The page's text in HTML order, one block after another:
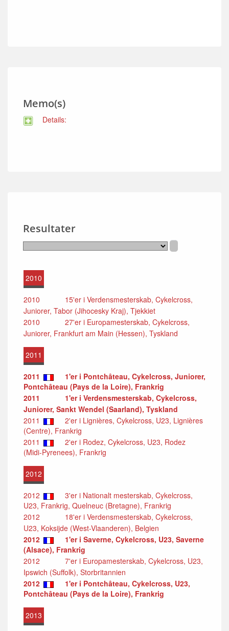
Memo(s)
Details:
Resultater
2010
2010
15'er i Verdensmesterskab, Cykelcross,
Juniorer, Tabor (Jihocesky Kraj), Tjekkiet
2010
27'er i Europamesterskab, Cykelcross,
Juniorer, Frankfurt am Main (Hessen), Tyskland
2011
2011
1'er i Pontchâteau, Cykelcross, Juniorer,
Pontchâteau (Pays de la Loire), Frankrig
2011
1'er i Verdensmesterskab, Cykelcross,
Juniorer, Sankt Wendel (Saarland), Tyskland
2011
2'er i Lignières, Cykelcross, U23, Lignières
(Centre), Frankrig
2011
2'er i Rodez, Cykelcross, U23, Rodez
(Midi-Pyrenees), Frankrig
2012
2012
3'er i Nationalt mesterskab, Cykelcross,
U23, Frankrig, Quelneuc (Bretagne), Frankrig
2012
18'er i Verdensmesterskab, Cykelcross,
U23, Koksijde (West-Vlaanderen), Belgien
2012
1'er i Saverne, Cykelcross, U23, Saverne
(Alsace), Frankrig
2012
7'er i Europamesterskab, Cykelcross, U23,
Ipswich (Suffolk), Storbritannien
2012
1'er i Pontchâteau, Cykelcross, U23,
Pontchâteau (Pays de la Loire), Frankrig
2013